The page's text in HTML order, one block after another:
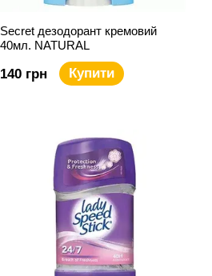
Secret дезодорант кремовий
40мл. NATURAL
140 грн Купити